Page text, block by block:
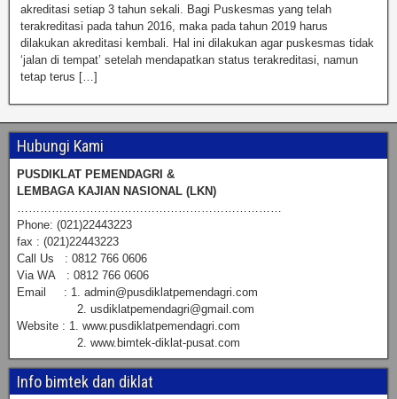
akreditasi setiap 3 tahun sekali. Bagi Puskesmas yang telah
terakreditasi pada tahun 2016, maka pada tahun 2019 harus
dilakukan akreditasi kembali. Hal ini dilakukan agar puskesmas tidak
‘jalan di tempat’ setelah mendapatkan status terakreditasi, namun
tetap terus […]
Hubungi Kami
PUSDIKLAT PEMENDAGRI &
LEMBAGA KAJIAN NASIONAL (LKN)
Phone: (021)22443223
fax : (021)22443223
Call Us : 0812 766 0606
Via WA : 0812 766 0606
Email : 1. admin@pusdiklatpemendagri.com
2. usdiklatpemendagri@gmail.com
Website : 1. www.pusdiklatpemendagri.com
2. www.bimtek-diklat-pusat.com
Info bimtek dan diklat